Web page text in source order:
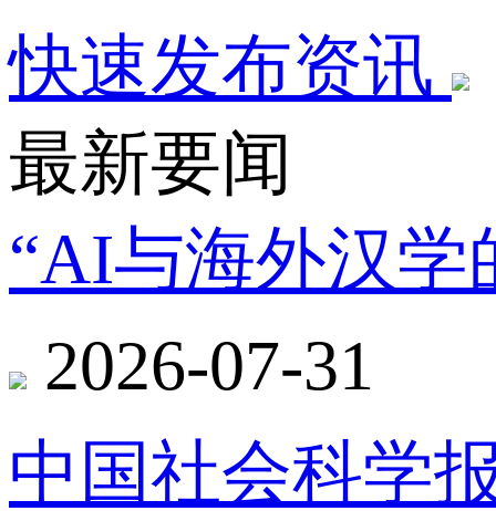
快速发布资讯
最新要闻
“AI与海外汉学
2026-07-31
中国社会科学